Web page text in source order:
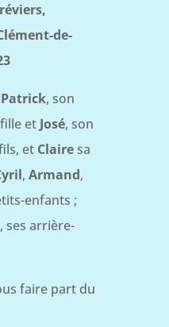
de-
Patrick, son
et José, son
et Clairesa
, Armand,
enfants ;
ses arrière-
faire part du